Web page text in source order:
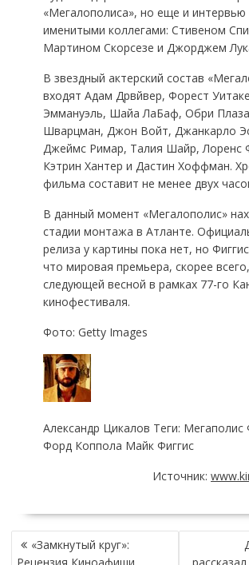
«Мегалополиса», но еще и интервью
именитыми коллегами: Стивеном
Мартином Скорсезе и Джорджем
В звездный актерский состав
входят Адам Дрвйвер, Форест
Эммануэль, Шайа ЛаБаф, Обри
Шварцман, Джон Войт, Джанкарло
Джеймс Римар, Талия Шайр, Лоренс
Кэтрин Хантер и Дастин Хоффман.
фильма составит не менее двух
В данный момент «Мегалополис»
стадии монтажа в Атланте.
релиза у картины пока нет, но
что мировая премьера, скорее
следующей весной в рамках 77-го
кинофестиваля.
Фото: Getty Images
Александр Цикалов Теги: Мегаполис
Форд Коппола Майк Фиггис
Источник:
НАВИГАЦИЯ
ПО «Замкнутый круг»: